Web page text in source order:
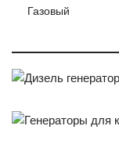
Газовый